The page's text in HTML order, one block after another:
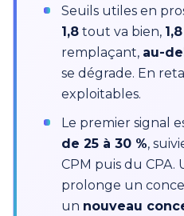
Seuils utiles en
1,8 tout va bien,
remplaçant, au-
se dégrade. En
exploitables.
Le premier signal
de 25 à 30 %,
CPM puis du CPA.
prolonge un
un nouveau